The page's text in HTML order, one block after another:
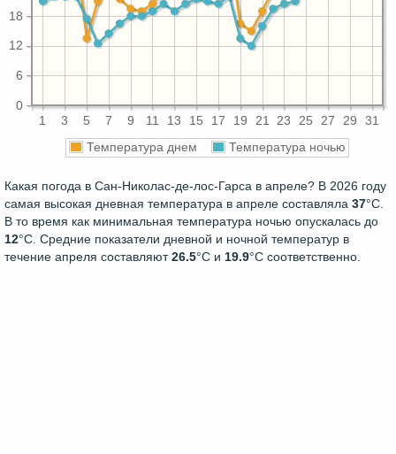
1 3 5 7 9 11 13 15 17 19 21 23 25 27 29 31
0
6
12
18
Температура днем Температура ночью
Какая погода в Сан-Николас-де-лос-Гарса в апреле? В 2026 году
самая высокая дневная температура в апреле составляла 37°С.
В то время как минимальная температура ночью опускалась до
12°C. Средние показатели дневной и ночной температур в
течение апреля составляют26.5°С и 19.9°С соответственно.